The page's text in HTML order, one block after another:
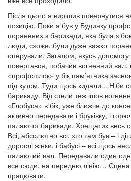
Після цього я вирішив повернутися
позицію. Поки я був у Будинку
поранених з барикади, яка була з
люди, схоже, були дуже важко
оперували. Загалом, якусь
повертався, побачив вогненний вал,
«профспілок» у бік пам’ятника
під кутом. Туди щось кидали... Ніби
барикаду. Від стели теж ішов
«Глобуса» в бік, уже ближче до
активно передавати і бруківку, і
палаючої барикади. Хрещатик весь
Всі, абсолютно всі, хто там був – і
дорослі жінки, і бабусі – всі щось
палаючий вал. Передавали один
все сюди, на передню лінію…
працювати.